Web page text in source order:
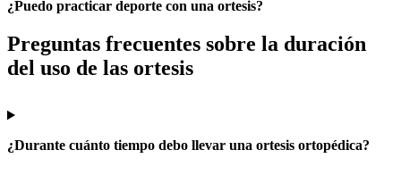
¿Puedo practicar deporte con una ortesis?
Preguntas frecuentes sobre la duración
del uso de las ortesis
¿Durante cuánto tiempo debo llevar una ortesis ortopédica?